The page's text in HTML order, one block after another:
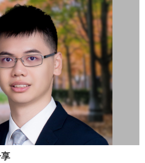
。當年臺灣曾經盜版印刷過一部日本
所以我早早就搞懂了美式橄欖球的玩
人隊的傳奇四分衛Joe Montana也朗
年的超級盃發生了一件傷心事，讓
看美式橄欖球的熱情。在那個賽季
國者隊達成了一項前所未有的輝煌戰
全贏。我那時是該隊四分衛Tom Brady
因為他長的帥），於是發願要很有現
直播」。我知道這聽起來很弱，但超
沒想過要去現場，坐在最高處俯看跟
賽。反而是在地看電視直播有一個很
告也播出（廢話）。超級盃的廣告是
時候就只播出那麼一次，看廣告有時
於是2008年初我安排了一趟旅程，除
西哥的坎昆(Cancún)半島、往下繞
及（有點危急的）宏都拉斯，來個